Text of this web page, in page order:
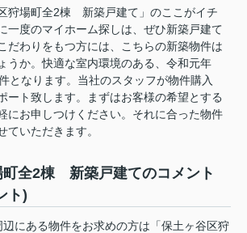
区狩場町全2棟 新築戸建て」のここがイチ
一度のマイホーム探しは、ぜひ新築戸建て
だわりをもつ方には、こちらの新築物件は
うか。快適な室内環境のある、令和元年
となります。当社のスタッフが物件購入
ート致します。まずはお客様の希望とする
にお申しつけください。それに合った物件
ていただきます。
町全2棟 新築戸建てのコメント
ト)
にある物件をお求めの方は「保土ヶ谷区狩